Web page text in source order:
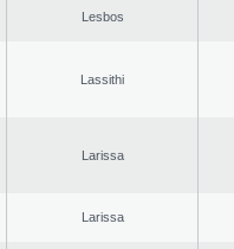
Lesbos
Lassithi
Larissa
Larissa